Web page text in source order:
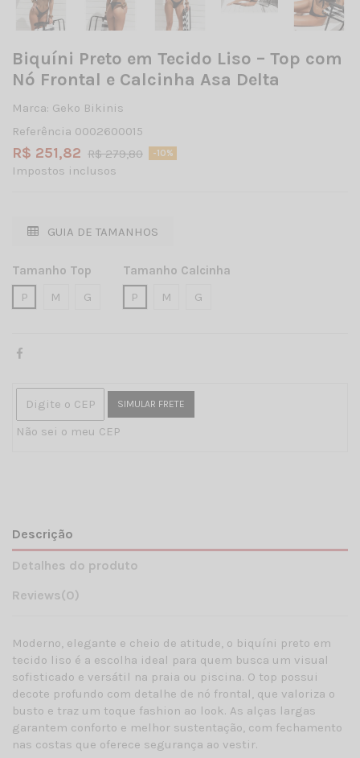
Biquíni Preto em Tecido Liso – Top com
Nó Frontal e Calcinha Asa Delta
Marca: Geko Bikinis
Referência 0002600015
R$ 251,82 R$ 279,80 -10%
Impostos inclusos
GUIA DE TAMANHOS
Tamanho Top
P
M G
Tamanho Calcinha
P
M G
SIMULAR FRETE
Não sei o meu CEP
Descrição
Detalhes do produto
Reviews(0)
Moderno, elegante e cheio de atitude, o biquíni preto em
tecido liso é a escolha ideal para quem busca um visual
sofisticado e versátil na praia ou piscina. O top possui
decote profundo com detalhe de nó frontal, que valoriza o
busto e traz um toque fashion ao look. As alças largas
garantem conforto e melhor sustentação, com fechamento
nas costas que oferece segurança ao vestir.